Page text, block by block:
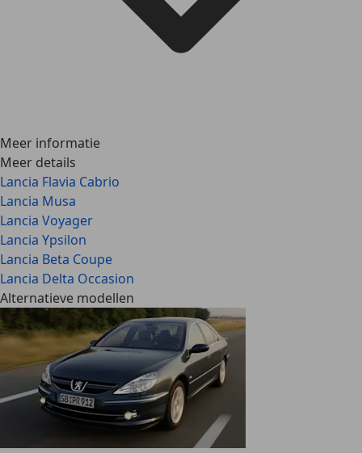
Meer informatie
Meer details
Lancia Flavia Cabrio
Lancia Musa
Lancia Voyager
Lancia Ypsilon
Lancia Beta Coupe
Lancia Delta Occasion
Alternatieve modellen